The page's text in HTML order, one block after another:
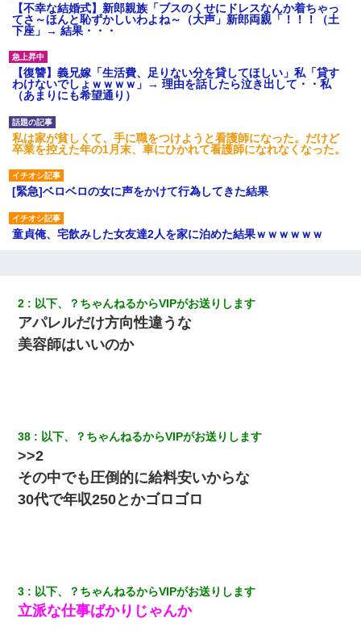
【不幸な結婚式】新郎親族「ブスのくせにドレスなんか着ちゃっ
てさ～ほんと恥ずかしいわよね～（大声」新郎両親「！！！（土
下座」→ 結果・・・
【復讐】義兄嫁「生活費、足りない分を貸してほしい」私「貸す
わけないでしょｗｗｗｗ」→ 理由を話したら泣き出して・・私
（あまりにも希望通り）
私は家が貧しくて、手に職をつけようと看護師になった。だけど
卒業を控えた年の1月末、車にひかれて看護師になれなくなった。
[緊急]ベロベロの女に声をかけて行為してきた結果
童貞俺、宅飲みした女友達2人を家に泊めた結果ｗｗｗｗｗｗ
俺「初対面でなに言ったか覚えてる？」嫁「臭いんだよ！キモオ
タ？だっけ？」俺「だいたい合ってる。で、なんで告白してきた
の？」→
10年ほど前、息子がまだ年中だった時に離婚したんだけど、一昨
年の暮れに突然息子が職場を訪ねてきた。
新築の家で。クラクラするくらいの「白粉の匂い」が鼻につくも
嫁＆娘「そんな匂いしない…」ある日、友人奥「素敵なアンティ
2 以下、？ちゃんねるからVIPがお送りします
アパレルだけ方向性違うな
美容師はいいのか
38 以下、？ちゃんねるからVIPがお送りします
>>2
その中でも圧倒的に給料安いからな
30代で年収250とかゴロゴロ
3 以下、？ちゃんねるからVIPがお送りします
立派な仕事ばかりじゃんか